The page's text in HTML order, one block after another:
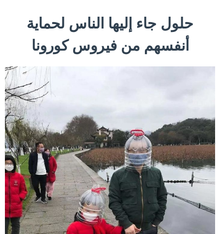
حلول جاء إليها الناس لحماية
أنفسهم من فيروس كورونا